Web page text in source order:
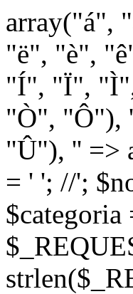
array("á",
"ë", "è",
"Í", "Ï",
"Ò", "Ô"),
"Û"), '' =>
= ' '; //';